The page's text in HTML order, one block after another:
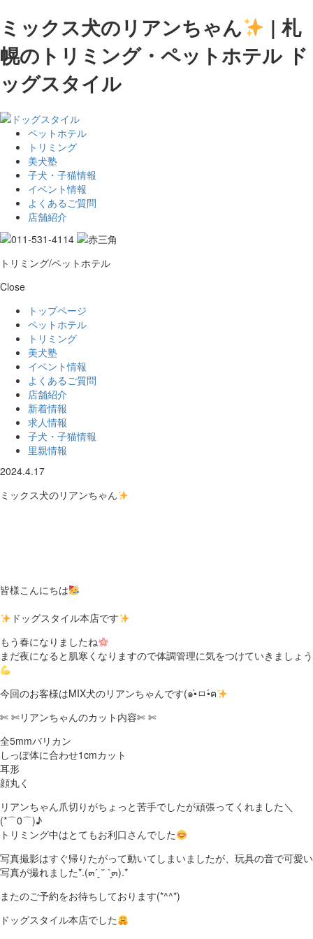
ミックス犬のリアンちゃん
| 札
幌のトリミング・ペットホテル ド
ッグスタイル
ペットホテル
トリミング
美犬塾
子犬・子猫情報
イベント情報
よくあるご質問
店舗紹介
トリミング/ペットホテル
Close
トップページ
ペットホテル
トリミング
美犬塾
イベント情報
よくあるご質問
店舗紹介
新着情報
求人情報
子犬・子猫情報
里親情報
2024.4.17
ミックス犬のリアンちゃん
皆様こんにちは
ドッグスタイル本店です
もう春になりましたね
まだ夜になると肌寒くなりますので体調管理に気をつけていきましょう
今回のお客様はMIX犬のリアンちゃんです(๑•̀ㅁ•́ฅ
✄ ✄リアンちゃんのカット内容✄ ✄
全5mmバリカン
しっぽ体に合わせ1cmカット
耳形
顔丸く
リアンちゃん爪切りがちょっと苦手でしたが頑張ってくれました＼
(*⌒0⌒)♪
トリミング中はとてもお利口さんでした
写真撮影はすぐ帰りたがって動いてしまいましたが、玩具の音で可愛い
写真が撮れました*.(๓´͈ ˘ `͈๓).*
またのご予約をお待ちしております(*^^*)
ドッグスタイル本店でした